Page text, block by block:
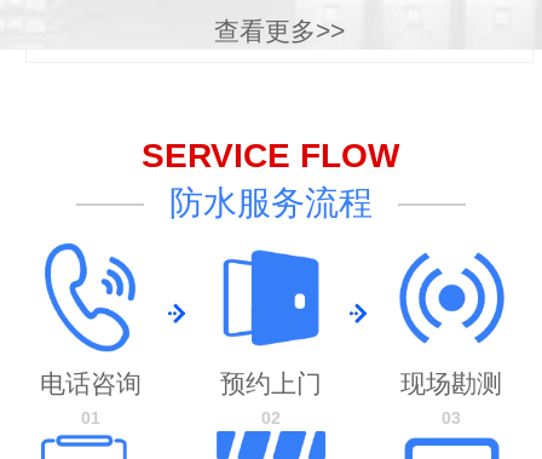
查看更多>>
SERVICE FLOW
防水服务流程
电话咨询
01
预约上门
02
现场勘测
03